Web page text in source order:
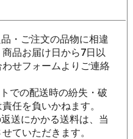
・ご注文の品物に相違
品お届け日から7日以
せフォームよりご連絡
での配送時の紛失・破
任を負いかねます。
送にかかる送料は、当
ていただきます。